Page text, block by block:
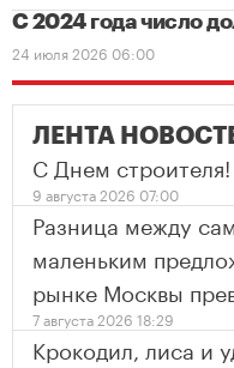
С 2024 года число
24 июля 2026 06:00
ЛЕНТА
С Днем строителя!
9 августа 2026 07:00
Разница между
маленьким
рынке Москвы
7 августа 2026 18:29
Крокодил, лиса и